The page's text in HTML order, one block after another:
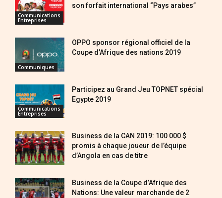
Communications
Entreprises
son forfait international “Pays arabes”
Communiques
OPPO sponsor régional officiel de la
Coupe d’Afrique des nations 2019
Communications
Entreprises
Participez au Grand Jeu TOPNET spécial
Egypte 2019
Business de la CAN 2019: 100 000 $
promis à chaque joueur de l’équipe
d’Angola en cas de titre
Business de la Coupe d’Afrique des
Nations: Une valeur marchande de 2